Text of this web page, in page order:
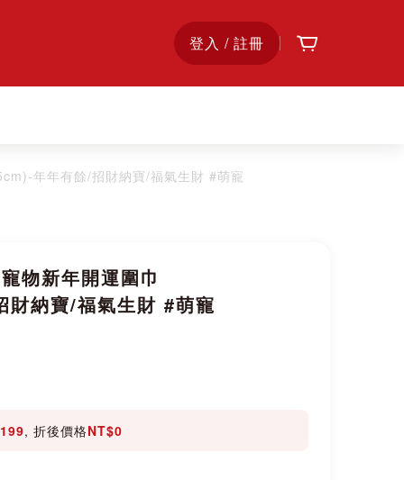
登入 / 註冊
年年有餘/招財納寶/福氣生財 #萌寵
物新年開運圍巾
納寶/福氣生財 #萌寵
199, 折後價格NT$0